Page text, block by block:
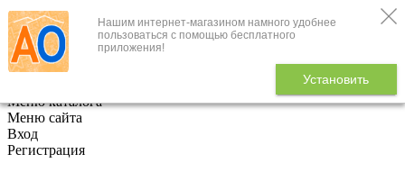
Нашим интернет-магазином намного удобнее
пользоваться с помощью бесплатного
приложения!
Установить
+7 (495) 646-888-1
В корзине
Меню каталога
Меню сайта
Вход
Регистрация